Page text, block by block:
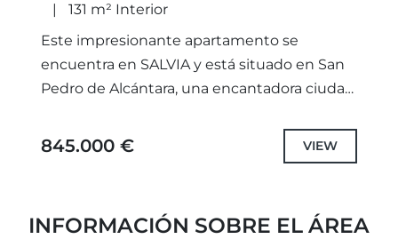
131 m² Interior
Este impresionante apartamento se
encuentra en SALVIA y está situado en San
Pedro de Alcántara, una encantadora ciudad
cerca se encuentra Puerto...
845.000 € VIEW
INFORMACIÓN SOBRE EL ÁREA